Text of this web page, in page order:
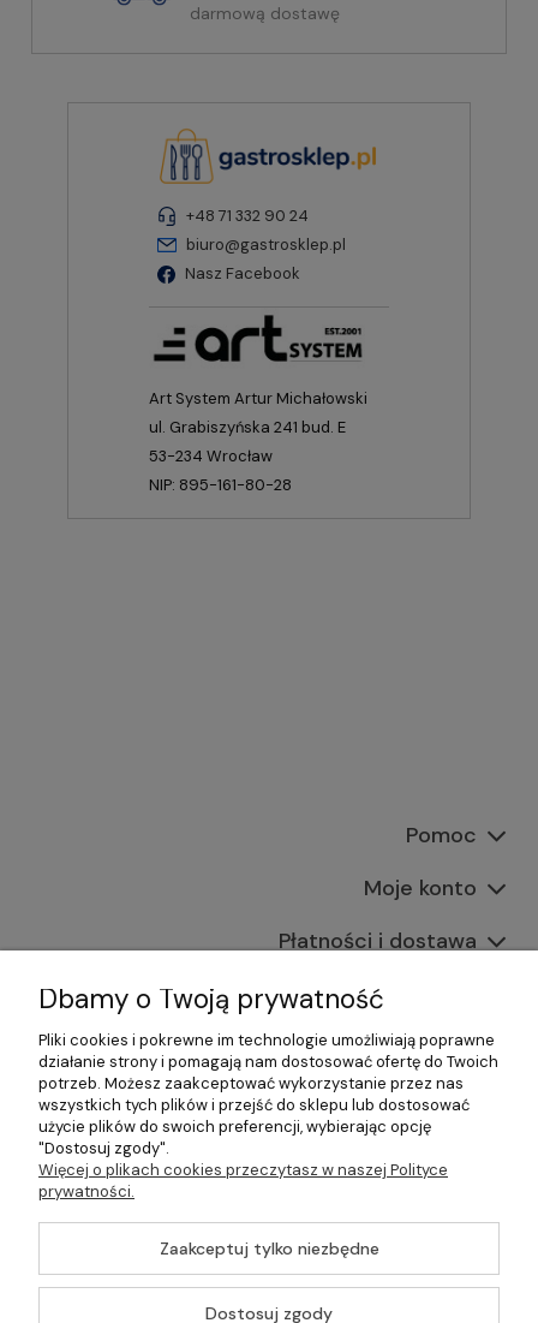
darmową dostawę
+48 71 332 90 24
biuro@gastrosklep.pl
Nasz Facebook
Art System Artur Michałowski
ul. Grabiszyńska 241 bud. E
53-234 Wrocław
NIP: 895-161-80-28
Pomoc
Moje konto
Płatności i dostawa
Informacje
O nas
©2026 Wszelkie Prawa Zastrzeżone | Gastrosklep |
Wyposażenie gastronomii, restauracji oraz barów
Szablon Master byEcommercy
Dbamy o Twoją prywatność
Pliki cookies i pokrewne im technologie umożliwiają poprawne
działanie strony i pomagają nam dostosować ofertę do Twoich
potrzeb. Możesz zaakceptować wykorzystanie przez nas
wszystkich tych plików i przejść do sklepu lub dostosować
użycie plików do swoich preferencji, wybierając opcję
"Dostosuj zgody".
Więcej o plikach cookies przeczytasz w naszej Polityce
prywatności.
Zaakceptuj tylko niezbędne
Dostosuj zgody